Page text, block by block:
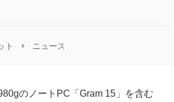
ト ニュース
のノートPC「Gram 15」を含む